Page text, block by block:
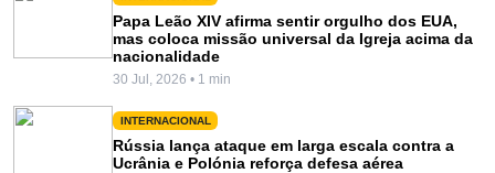
Papa Leão XIV afirma sentir orgulho dos EUA,
mas coloca missão universal da Igreja acima da
nacionalidade
30 Jul, 2026 • 1 min
INTERNACIONAL
Rússia lança ataque em larga escala contra a
Ucrânia e Polónia reforça defesa aérea